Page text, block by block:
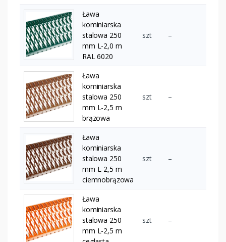
Ława
kominiarska
stalowa 250
mm L-2,0 m
RAL 6020
szt –
Ława
kominiarska
stalowa 250
mm L-2,5 m
brązowa
szt –
Ława
kominiarska
stalowa 250
mm L-2,5 m
ciemnobrązowa
szt –
Ława
kominiarska
stalowa 250
mm L-2,5 m
szt –